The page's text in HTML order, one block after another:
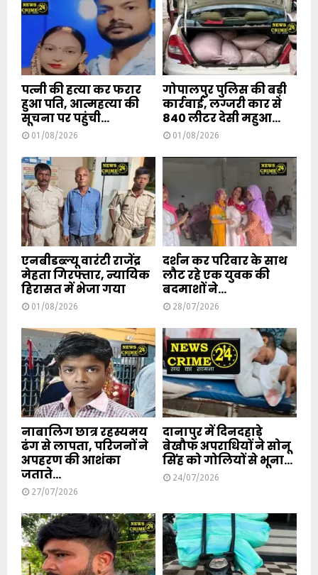
पत्नी की हत्या कर फरार
हुआ पति, आत्महत्या की
सूचना पर पहुंची...
01/08/2026
गोपालपुर पुलिस की बड़ी
कार्रवाई, लग्जरी कार से
840 लीटर देसी महुआ...
01/08/2026
एनबीडब्ल्यू वारंटी राजेंद्र
मेहता गिरफ्तार, न्यायिक
हिरासत में भेजा गया
01/08/2026
दर्शन कर परिवार के साथ
लौट रहे एक युवक की
बदमाशों ने...
28/07/2026
नाबालिग छात्र रहस्यमय
ढंग से लापता, परिजनों ने
अपहरण की आशंका
जताते...
27/07/2026
दानापुर में दिनदहाड़े
बेखौफ अपराधियों ने सोनू
सिंह को गोलियों से भूना...
24/07/2026